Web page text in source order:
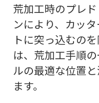
荒加工時のプレ
ンにより、カッ
トに突っ込むの
は、荒加工手順
ルの最適な位置
ます。